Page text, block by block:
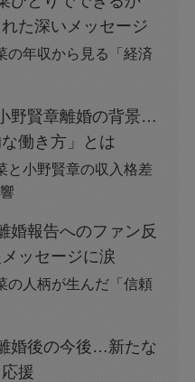
た深いメッセージ
の年収から見る「経済
野賢章離婚の背景…
働き方」とは
と小野賢章の収入格差
婚報告へのファン反
ッセージに涙
の人柄が生んだ「信頼
婚後の今後…新たな
援